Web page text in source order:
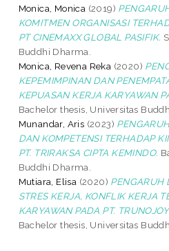
Monica, Monica (2019)
KOMITMEN ORGANISASI
PT CINEMAXX GLOBAL PASIFIK.
Buddhi Dharma.
Monica, Revena Reka (2020)
KEPEMIMPINAN DAN
KEPUASAN KERJA KARYAWAN
Bachelor thesis, Universitas
Munandar, Aris (2023)
DAN KOMPETENSI TERHADAP
PT. TRIRAKSA CIPTA KEMINDO.
Buddhi Dharma.
Mutiara, Elisa (2020) PENGARUH
STRES KERJA, KONFLIK KERJA
KARYAWAN PADA PT.
Bachelor thesis, Universitas